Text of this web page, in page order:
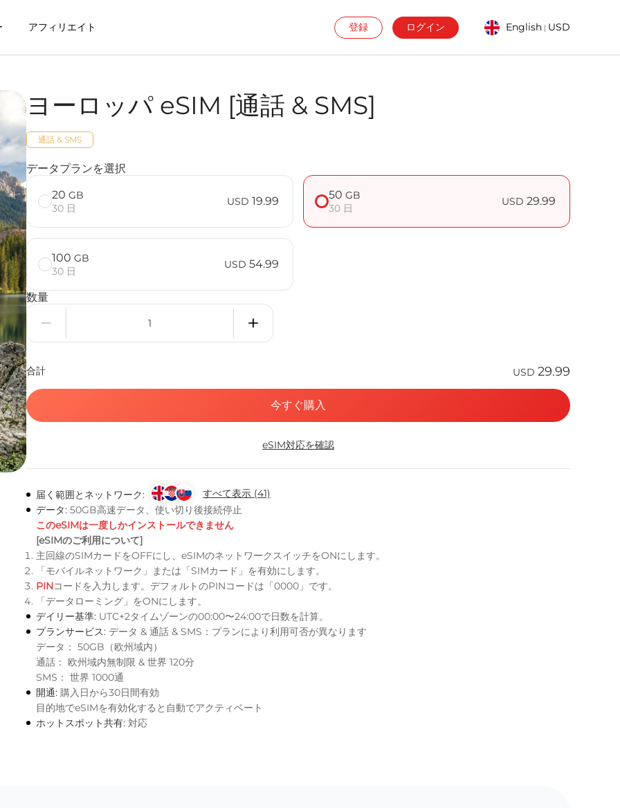
アフィリエイト 登録 ログイン English | USD
するメリット
FAQ
ヨーロッパ eSIM [通話 & SMS]
通話 & SMS
データプランを選択
20 GB
30 日
USD 19.99 50 GB
30 日
USD 29.99
100 GB
30 日
USD 54.99
数量
合計 USD 29.99
今すぐ購入
eSIM対応を確認
届く範囲とネットワーク:
すべて表示 (41)
データ: 50GB高速データ、使い切り後接続停止
このeSIMは一度しかインストールできません
[eSIMのご利用について]
主回線のSIMカードをOFFにし、eSIMのネットワークスイッチをONにします。
「モバイルネットワーク」または「SIMカード」を有効にします。
PINコードを入力します。デフォルトのPINコードは「0000」です。
「データローミング」をONにします。
デイリー基準: UTC+2タイムゾーンの00:00〜24:00で日数を計算。
プランサービス: データ & 通話 & SMS：プランにより利用可否が異なります
データ： 50GB（欧州域内）
通話： 欧州域内無制限 & 世界 120分
SMS： 世界 1000通
開通: 購入日から30日間有効
目的地でeSIMを有効化すると自動でアクティベート
ホットスポット共有: 対応